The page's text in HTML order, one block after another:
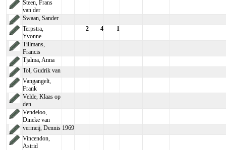
Steen, Frans
van der
Swaan, Sander
Terpstra,
Yvonne
2 4 1
Tillmans,
Francis
Tjalma, Anna
Tol, Gudrik van
Vangangelt,
Frank
Velde, Klaas op
den
Vendeloo,
Dineke van
vermeij, Dennis 1969
Vincendon,
Astrid